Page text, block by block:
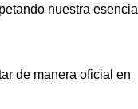
nuestra esencia
de manera oficial en